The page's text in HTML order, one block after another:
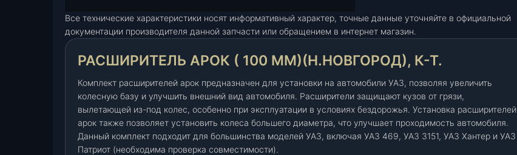
а
с
и
и
т
е
ь
Все технические характеристики носят информативный характер, точные данные уточняйте в официальной
документации производителя данной запчасти или обращением в интернет магазин.
РАСШИРИТЕЛЬ АРОК ( 100 ММ)(Н.НОВГОРОД), К-Т.
Комплект расширителей арок предназначен для установки на автомобили УАЗ, позволяя увеличить
колесную базу и улучшить внешний вид автомобиля. Расширители защищают кузов от грязи,
вылетающей из-под колес, особенно при эксплуатации в условиях бездорожья. Установка расширителей
арок также позволяет установить колеса большего диаметра, что улучшает проходимость автомобиля.
Данный комплект подходит для большинства моделей УАЗ, включая УАЗ 469, УАЗ 3151, УАЗ Хантер и УАЗ
Патриот (необходима проверка совместимости).